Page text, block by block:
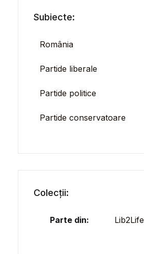
Subiecte:
România
Partide liberale
Partide politice
Partide conservatoare
Colecții:
Parte din: Lib2Life